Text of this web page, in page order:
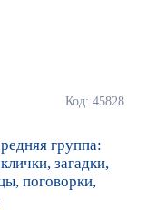
Код: 45828
группа:
загадки,
поговорки,